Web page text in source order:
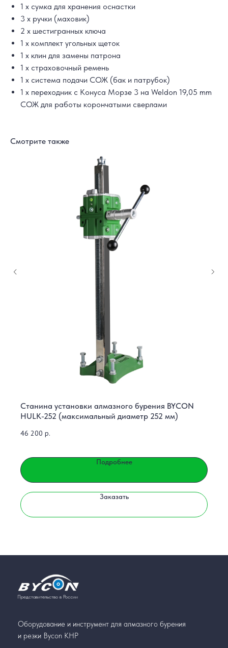
1 х сумка для хранения оснастки
3 х ручки (маховик)
2 х шестигранных ключа
1 х комплект угольных щеток
1 х клин для замены патрона
1 х страховочный ремень
1 х система подачи СОЖ (бак и патрубок)
1 х переходник с Конуса Морзе 3 на Weldon 19,05 mm
СОЖ для работы корончатыми сверлами
Смотрите также
Станина установки алмазного бурения BYCON
HULK-252 (максимальный диаметр 252 мм)
46 200 р.
Подробнее
Заказать
Представительство в России
Оборудование и инструмент для алмазного бурения
и резки Bycon КНР